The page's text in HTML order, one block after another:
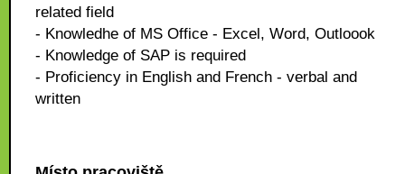
related field
- Knowledhe of MS Office - Excel, Word, Outloook
- Knowledge of SAP is required
- Proficiency in English and French - verbal and
written